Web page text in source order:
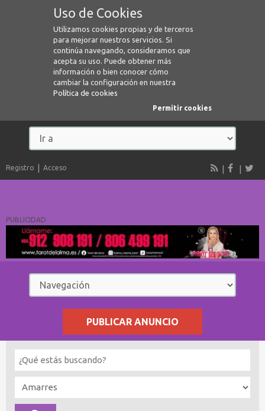
Uso de Cookies
Utilizamos cookies propias y de terceros
para mejorar nuestros servicios. Si
continúa navegando, consideramos que
acepta su uso. Puede obtener más
información o bien conocer cómo
cambiar la configuración en nuestra
Política de cookies
Permitir cookies
Registro Acceso
PUBLICIDAD
PUBLICAR ANUNCIO